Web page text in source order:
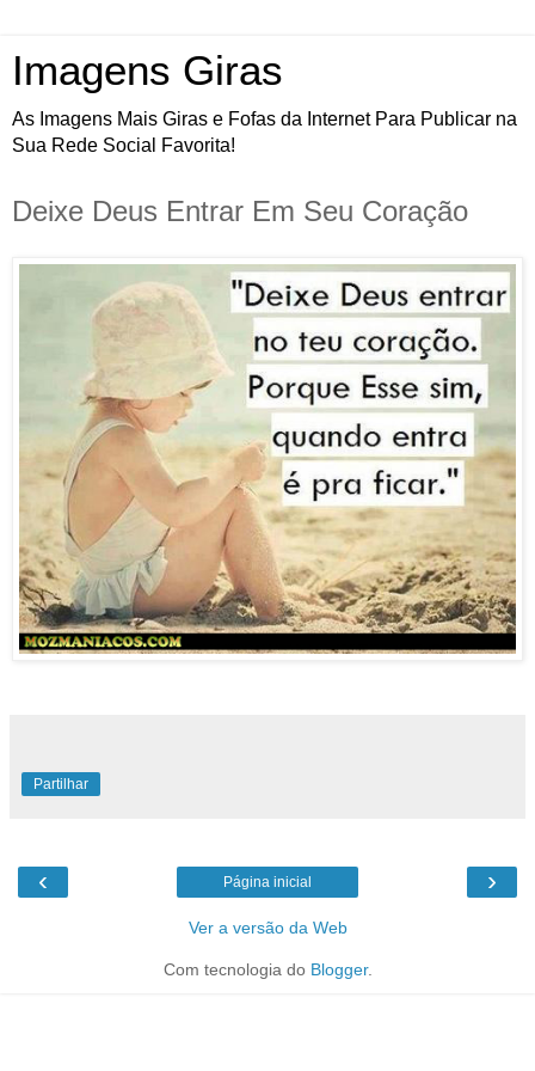
Imagens Giras
As Imagens Mais Giras e Fofas da Internet Para Publicar na
Sua Rede Social Favorita!
Deixe Deus Entrar Em Seu Coração
Partilhar
‹ ›
Página inicial
Ver a versão da Web
Com tecnologia do Blogger.